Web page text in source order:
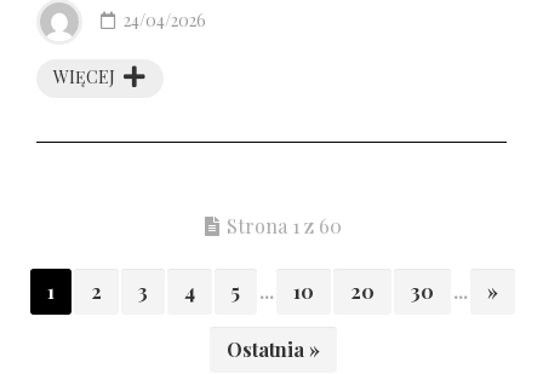
WIĘCEJ
24/04/2026
Strona 1 z 60
1 2 3 4 5 ... 10 20 30 ... »
Ostatnia »